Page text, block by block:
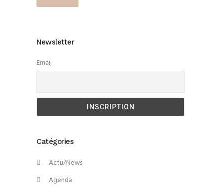
Newsletter
Email
Catégories
Actu/News
Agenda